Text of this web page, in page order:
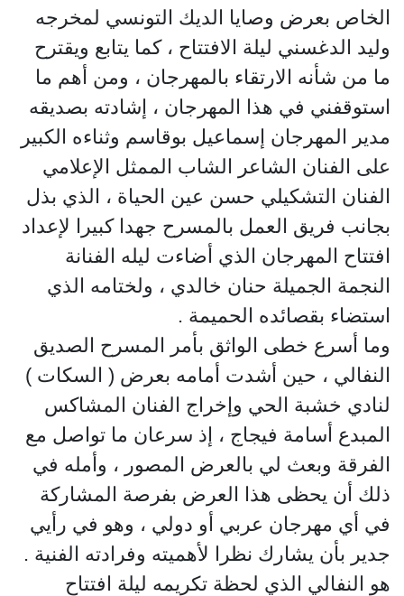
الخاص بعرض وصايا الديك التونسي لمخرجه
وليد الدغسني ليلة الافتتاح ، كما يتابع ويقترح
ما من شأنه الارتقاء بالمهرجان ، ومن أهم ما
استوقفني في هذا المهرجان ، إشادته بصديقه
مدير المهرجان إسماعيل بوقاسم وثناءه الكبير
على الفنان الشاعر الشاب الممثل الإعلامي
الفنان التشكيلي حسن عين الحياة ، الذي بذل
بجانب فريق العمل بالمسرح جهدا كبيرا لإعداد
افتتاح المهرجان الذي أضاءت ليله الفنانة
النجمة الجميلة حنان خالدي ، ولختامه الذي
استضاء بقصائده الحميمة .
وما أسرع خطى الواثق بأمر المسرح الصديق
النفالي ، حين أشدت أمامه بعرض ( السكات )
لنادي خشبة الحي وإخراج الفنان المشاكس
المبدع أسامة فيجاج ، إذ سرعان ما تواصل مع
الفرقة وبعث لي بالعرض المصور ، وأمله في
ذلك أن يحظى هذا العرض بفرصة المشاركة
في أي مهرجان عربي أو دولي ، وهو في رأيي
جدير بأن يشارك نظرا لأهميته وفرادته الفنية .
هو النفالي الذي لحظة تكريمه ليلة افتتاح